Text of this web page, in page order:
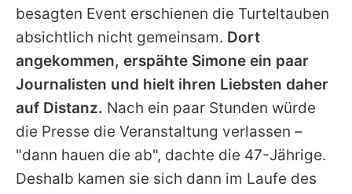
besagten Event erschienen die Turteltauben
absichtlich nicht gemeinsam. Dort
angekommen, erspähte Simone ein paar
Journalisten und hielt ihren Liebsten daher
auf Distanz. Nach ein paar Stunden würde
die Presse die Veranstaltung verlassen –
"dann hauen die ab", dachte die 47-Jährige.
Deshalb kamen sie sich dann im Laufe des